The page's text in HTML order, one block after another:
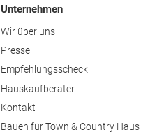
Unternehmen
Wir über uns
Presse
Empfehlungsscheck
Hauskaufberater
Kontakt
Bauen für Town & Country Haus